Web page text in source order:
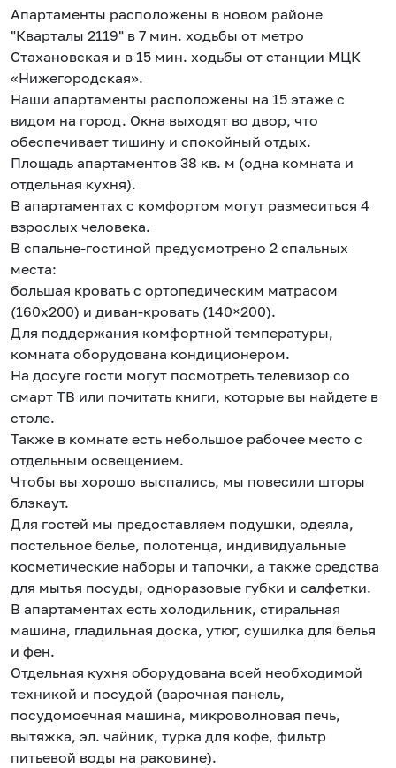
Апартаменты расположены в новом районе
"Кварталы 2119" в 7 мин. ходьбы от метро
Стахановская и в 15 мин. ходьбы от станции МЦК
«Нижегородская».
Наши апартаменты расположены на 15 этаже с
видом на город. Окна выходят во двор, что
обеспечивает тишину и спокойный отдых.
Площадь апартаментов 38 кв. м (одна комната и
отдельная кухня).
В апартаментах с комфортом могут размеситься 4
взрослых человека.
В спальне-гостиной предусмотрено 2 спальных
места:
большая кровать с ортопедическим матрасом
(160x200) и диван-кровать (140×200).
Для поддержания комфортной температуры,
комната оборудована кондиционером.
На досуге гости могут посмотреть телевизор со
смарт ТВ или почитать книги, которые вы найдете в
столе.
Также в комнате есть небольшое рабочее место с
отдельным освещением.
Чтобы вы хорошо выспались, мы повесили шторы
блэкаут.
Для гостей мы предоставляем подушки, одеяла,
постельное белье, полотенца, индивидуальные
косметические наборы и тапочки, а также средства
для мытья посуды, одноразовые губки и салфетки.
В апартаментах есть холодильник, стиральная
машина, гладильная доска, утюг, сушилка для белья
и фен.
Отдельная кухня оборудована всей необходимой
техникой и посудой (варочная панель,
посудомоечная машина, микроволновая печь,
вытяжка, эл. чайник, турка для кофе, фильтр
питьевой воды на раковине).